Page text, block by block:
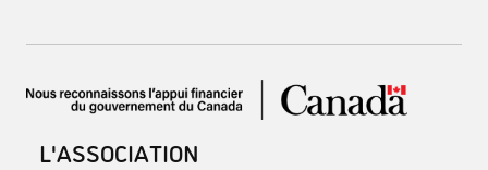
L'ASSOCIATION